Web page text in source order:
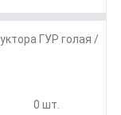
ГУР голая /
0 шт.